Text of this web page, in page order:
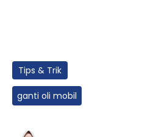
Tips & Trik
ganti oli mobil